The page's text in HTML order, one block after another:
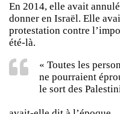
En 2014, elle avait
donner en Israël. Elle
protestation contre
été-là.
« Toutes les
ne pourraient
le sort des